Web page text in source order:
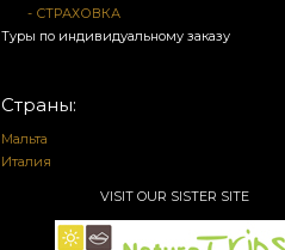
- СТРАХОВКА
Туры по индивидуальному заказу
Страны:
Мальта
Италия
VISIT OUR SISTER SITE